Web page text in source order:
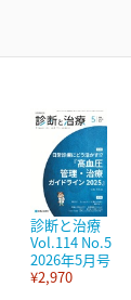
診断と治療
Vol.114 No.5
2026年5月号
¥2,970